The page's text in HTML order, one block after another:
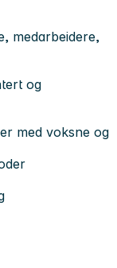
medarbeidere,
og
med voksne og